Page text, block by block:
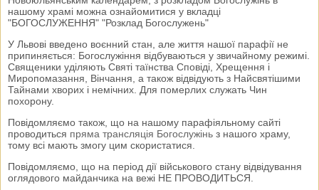
нашому храмі можна ознайомитися у вкладці
"БОГОСЛУЖЕННЯ" "Розклад Богослужень"
У Львові введено воєнний стан, але життя нашої парафії не
припиняється: Богослужіння відбуваються у звичайному режимі.
Священики уділяють Святі таїнства Сповіді, Хрещення і
Миропомазання, Вінчання, а також відвідують з Найсвятішими
Тайнами хворих і немічних. Для померлих служать Чин
похорону.
Повідомляємо також, що на нашому парафіяльному сайті
проводиться пряма трансляція Богослужінь з нашого храму,
тому всі мають змогу цим скористатися.
Повідомляємо, що на період дії військового стану відвідування
оглядового майданчика на вежі НЕ ПРОВОДИТЬСЯ.